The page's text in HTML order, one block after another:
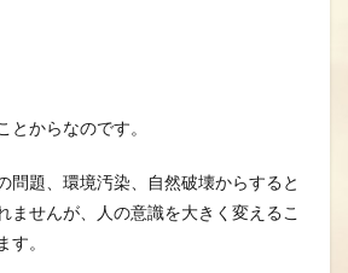
とからなのです。
問題、環境汚染、自然破壊からすると
ませんが、人の意識を大きく変えるこ
す。